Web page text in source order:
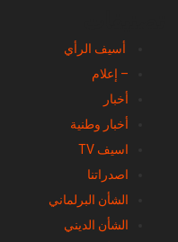
أسيف الرأي
– إعلام
أخبار
أخبار وطنية
اسيف TV
اصدراتنا
الشأن البرلماني
الشأن الديني